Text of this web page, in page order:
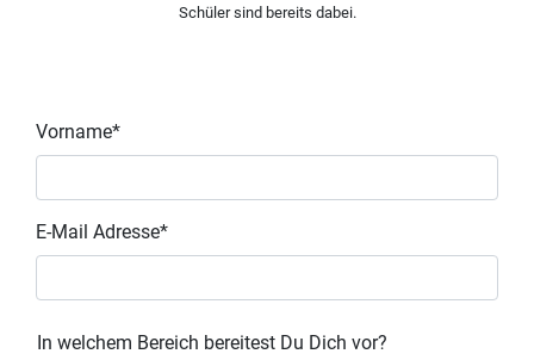
Schüler sind bereits dabei.
Vorname*
E-Mail Adresse*
In welchem Bereich bereitest Du Dich vor?